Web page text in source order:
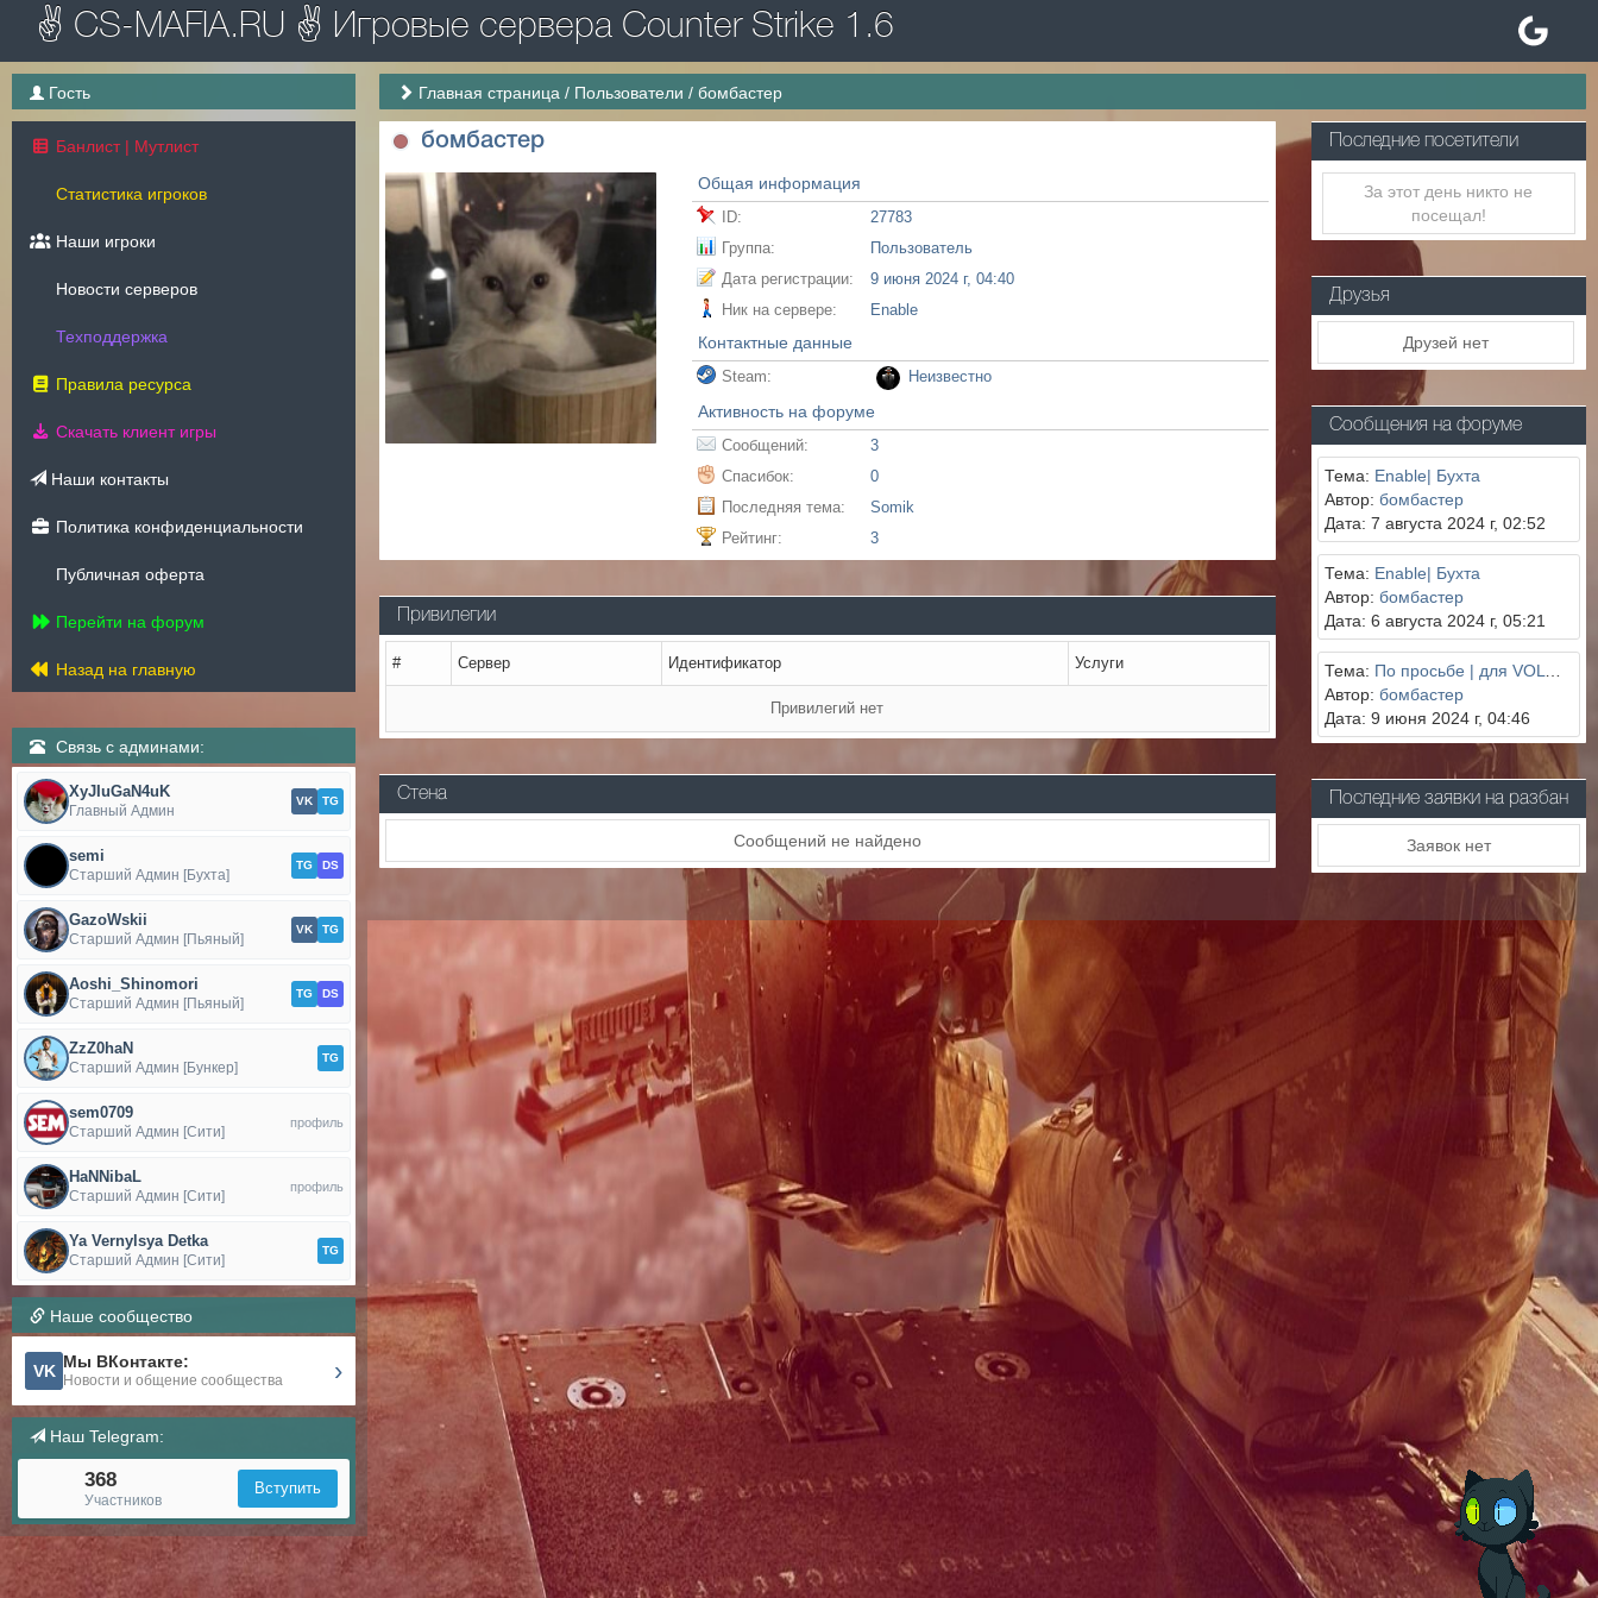
✌ CS-MAFIA.RU ✌ Игровые сервера Counter Strike 1.6
Гость
Банлист | Мутлист
Статистика игроков
Наши игроки
Новости серверов
Техподдержка
Правила ресурса
Скачать клиент игры
Наши контакты
Политика конфиденциальности
Публичная оферта
Перейти на форум
Назад на главную
Связь с админами:
XyJIuGaN4uK
Главный Админ
VK TG
semi
Старший Админ [Бухта]
TG DS
GazoWskii
Старший Админ [Пьяный]
VK TG
Aoshi_Shinomori
Старший Админ [Пьяный]
TG DS
ZzZ0haN
Старший Админ [Бункер]
TG
sem0709
Старший Админ [Сити]
профиль
HaNNibaL
Старший Админ [Сити]
профиль
Ya Vernylsya Detka
Старший Админ [Сити]
TG
Наше сообщество
VK Мы ВКонтакте:
Новости и общение сообщества ›
Наш Telegram:
368
Участников
Вступить
Главная страница / Пользователи /бомбастер
бомбастер
Общая информация
ID:
27783
Группа:
Пользователь
Дата регистрации:
9 июня 2024 г, 04:40
Ник на сервере:
Enable
Контактные данные
Steam: Неизвестно
Активность на форуме
Сообщений:
3
Спасибок:
0
Последняя тема:
Somik
Рейтинг:
3
Привилегии
# Сервер Идентификатор Услуги
Привилегий нет
Стена
Сообщений не найдено
Последние посетители
За этот день никто не
посещал!
Друзья
Друзей нет
Сообщения на форуме
Тема: Enable| Бухта
Автор: бомбастер
Дата: 7 августа 2024 г, 02:52
Тема: Enable| Бухта
Автор: бомбастер
Дата: 6 августа 2024 г, 05:21
Тема: По просьбе | для VOLWEBNIK.I.
Автор: бомбастер
Дата: 9 июня 2024 г, 04:46
Последние заявки на разбан
Заявок нет